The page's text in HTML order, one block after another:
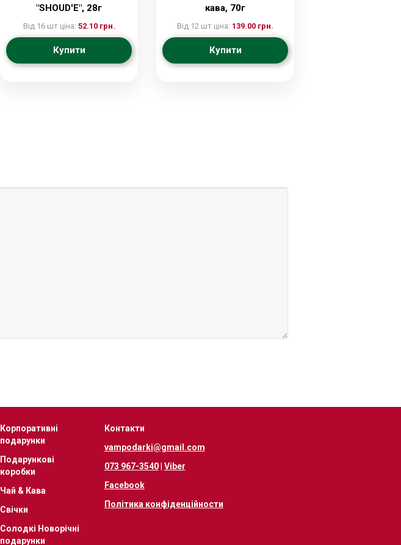
"SHOUD'E", 28г
Від 16 шт ціна: 52.10 грн.
Купити
кава, 70г
Від 12 шт ціна: 139.00 грн.
Купити
Корпоративні
подарунки
Подарункові
коробки
Чай & Кава
Свічки
Солодкі Новорічні
подарунки
Контакти
vampodarki@gmail.com
073 967-3540| Viber
Facebook
Політика конфіденційности